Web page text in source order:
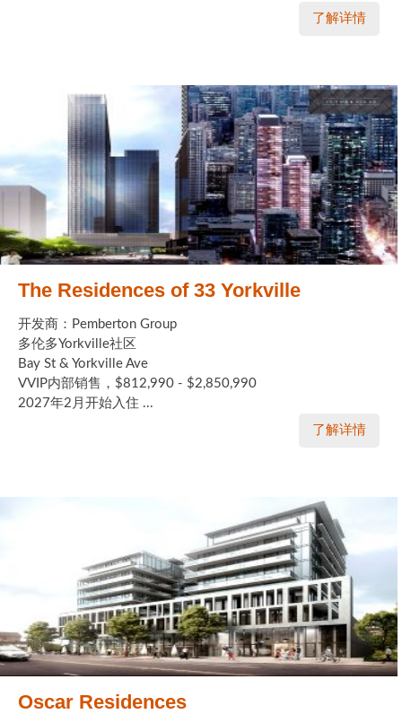
了解详情
The Residences of 33 Yorkville
开发商：Pemberton Group
多伦多Yorkville社区
Bay St & Yorkville Ave
VVIP内部销售，$812,990 - $2,850,990
2027年2月开始入住 ...
了解详情
Oscar Residences